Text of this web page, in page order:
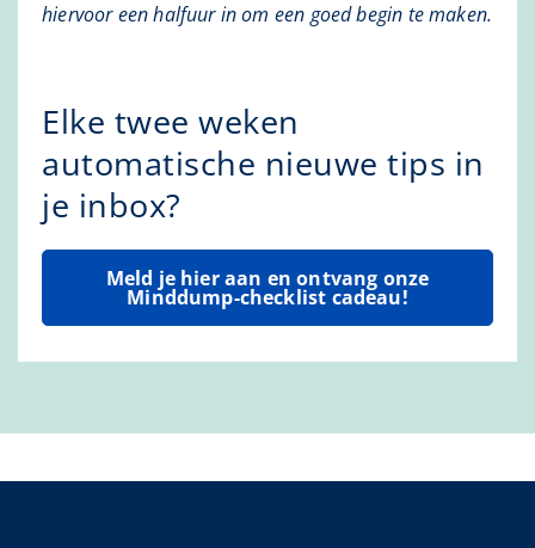
hiervoor een halfuur in om een goed begin te maken.
Elke twee weken
automatische nieuwe tips in
je inbox?
Meld je hier aan en ontvang onze
Minddump-checklist cadeau!